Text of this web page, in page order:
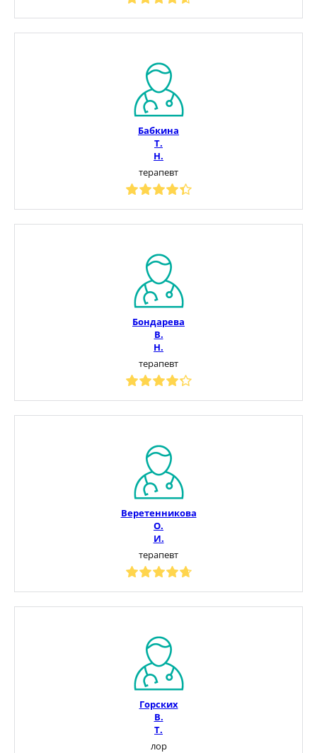
Бабкина
Т.
Н.
терапевт
Бондарева
В.
Н.
терапевт
Веретенникова
О.
И.
терапевт
Горских
В.
Т.
лор